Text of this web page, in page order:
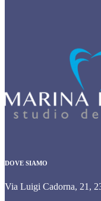
DOVE SIAMO
Via Luigi Cadorna, 21,